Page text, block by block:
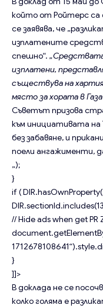
който от Ройтерс са
се заявява, че
изплатените
спешно“.
изплатени,
съществува на
място за хората в
Съветът призова
към инициативата на
без забавяне, и
поели ангажименти,
„);
}
if (
// Hide ads when get PR
}
]]>
В доклада не се
колко голяма е